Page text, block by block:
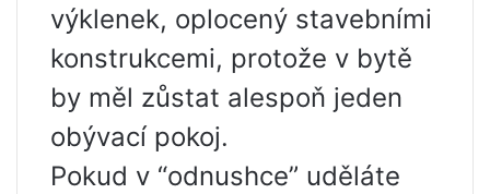
výklenek, oplocený stavebními
konstrukcemi, protože v bytě
by měl zůstat alespoň jeden
obývací pokoj.
Pokud v “odnushce” uděláte